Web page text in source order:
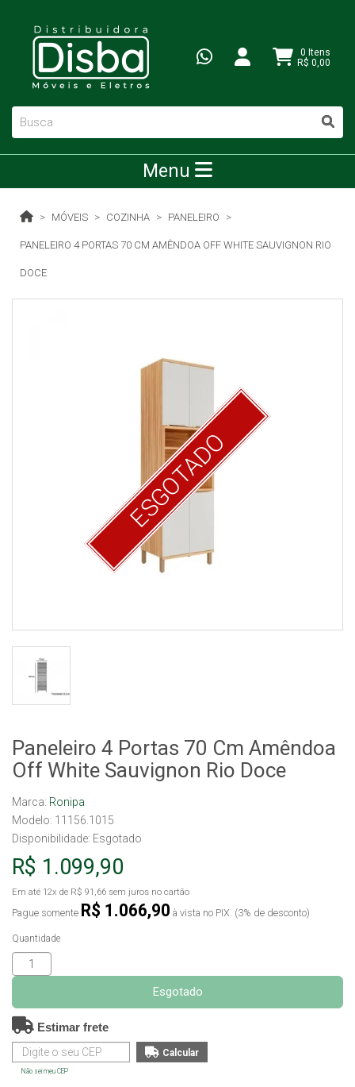
0 Itens
R$ 0,00
Menu
MÓVEIS COZINHA PANELEIRO
PANELEIRO 4 PORTAS 70 CM AMÊNDOA OFF WHITE SAUVIGNON RIO
DOCE
ESGOTADO
Paneleiro 4 Portas 70 Cm Amêndoa
Off White Sauvignon Rio Doce
Marca: Ronipa
Modelo: 11156.1015
Disponibilidade: Esgotado
R$ 1.099,90
Em até 12x de R$ 91,66 sem juros no cartão
Pague somente R$ 1.066,90 à vista no PIX. (3% de desconto)
Quantidade
Esgotado
Estimar frete
Não sei meu CEP